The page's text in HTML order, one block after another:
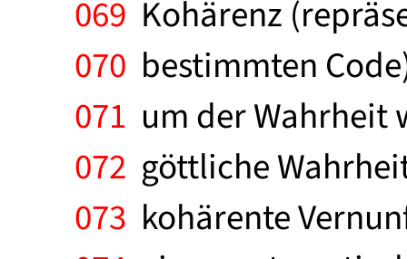
069 Kohärenz
070 bestimmten
071 um der Wahrheit
072 göttliche
073 kohärente